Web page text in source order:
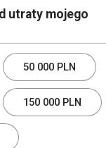
utraty mojego
50 000 PLN
150 000 PLN